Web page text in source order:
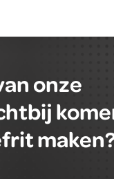
onze